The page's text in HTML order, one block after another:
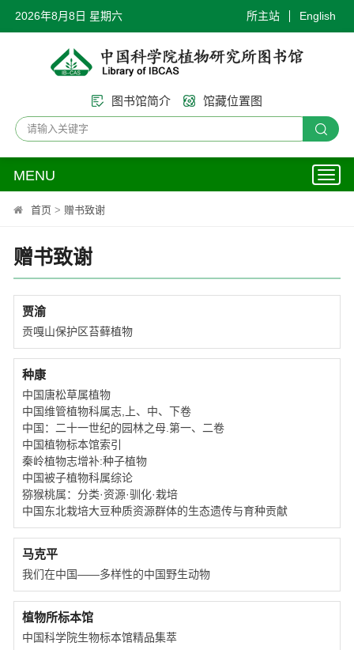
2026年8月8日 星期六 所主站 English
图书馆简介 馆藏位置图
MENU
首页 > 赠书致谢
赠书致谢
贾渝
贡嘎山保护区苔藓植物
种康
中国唐松草属植物
中国维管植物科属志,上、中、下卷
中国：二十一世纪的园林之母.第一、二卷
中国植物标本馆索引
秦岭植物志增补:种子植物
中国被子植物科属综论
猕猴桃属：分类·资源·驯化·栽培
中国东北栽培大豆种质资源群体的生态遗传与育种贡献
马克平
我们在中国——多样性的中国野生动物
植物所标本馆
中国科学院生物标本馆精品集萃